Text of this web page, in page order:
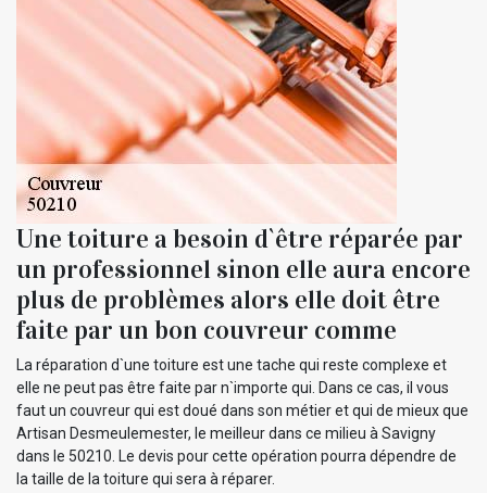
Une toiture a besoin d`être réparée par
un professionnel sinon elle aura encore
plus de problèmes alors elle doit être
faite par un bon couvreur comme
La réparation d`une toiture est une tache qui reste complexe et
elle ne peut pas être faite par n`importe qui. Dans ce cas, il vous
faut un couvreur qui est doué dans son métier et qui de mieux que
Artisan Desmeulemester, le meilleur dans ce milieu à Savigny
dans le 50210. Le devis pour cette opération pourra dépendre de
la taille de la toiture qui sera à réparer.